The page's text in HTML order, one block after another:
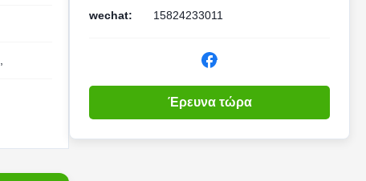
wechat:
15824233011
Έρευνα τώρα